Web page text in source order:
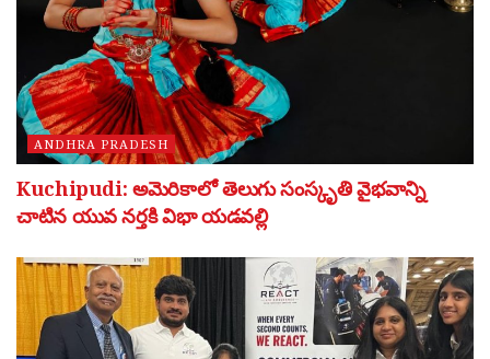
ANDHRA PRADESH
Kuchipudi: అమెరికాలో తెలుగు సంస్కృతి వైభవాన్ని
చాటిన యువ నర్తకి విభా యడవల్లి